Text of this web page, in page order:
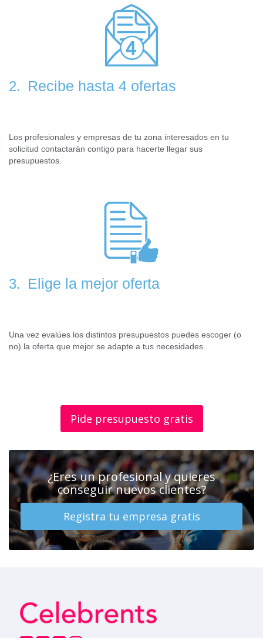
2. Recibe hasta 4 ofertas
Los profesionales y empresas de tu zona interesados en tu
solicitud contactarán contigo para hacerte llegar sus
presupuestos.
3. Elige la mejor oferta
Una vez evalúes los distintos presupuestos puedes escoger (o
no) la oferta que mejor se adapte a tus necesidades.
Pide presupuesto gratis
¿Eres un profesional y quieres
conseguir nuevos clientes?
Registra tu empresa gratis